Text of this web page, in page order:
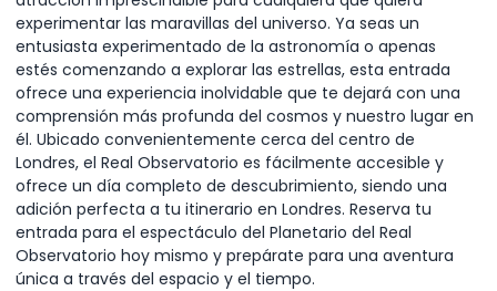
experimentar las maravillas del universo. Ya seas un
entusiasta experimentado de la astronomía o apenas
estés comenzando a explorar las estrellas, esta entrada
ofrece una experiencia inolvidable que te dejará con una
comprensión más profunda del cosmos y nuestro lugar en
él. Ubicado convenientemente cerca del centro de
Londres, el Real Observatorio es fácilmente accesible y
ofrece un día completo de descubrimiento, siendo una
adición perfecta a tu itinerario en Londres. Reserva tu
entrada para el espectáculo del Planetario del Real
Observatorio hoy mismo y prepárate para una aventura
única a través del espacio y el tiempo.